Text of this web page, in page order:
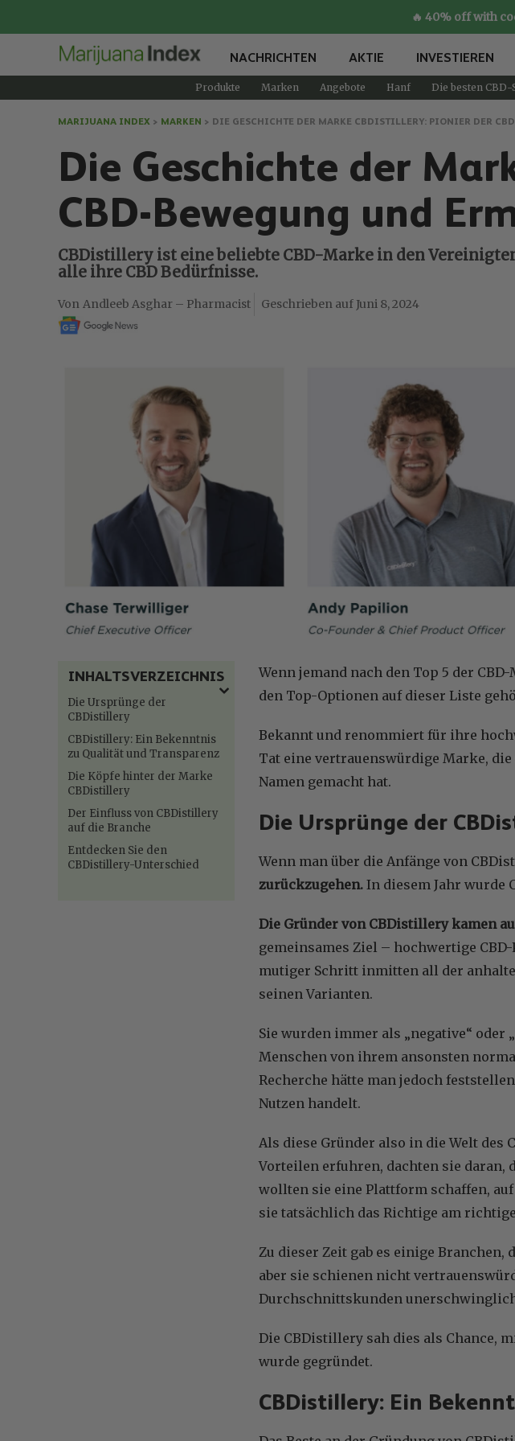
🔥 40% off with
NACHRICHTEN AKTIE INVESTIEREN
Produkte Marken Angebote Hanf Die besten CBD-
MARIJUANA INDEX > MARKEN > DIE GESCHICHTE DER MARKE CBDISTILLERY: PIONIER DER
Die Geschichte der
CBD-Bewegung und
CBDistillery ist eine beliebte CBD-Marke in den
alle ihre CBD Bedürfnisse.
Andleeb Asghar – Pharmacist Juni 8, 2024
INHALTSVERZEICHNIS
Die Ursprünge der
CBDistillery
CBDistillery: Ein Bekenntnis
zu Qualität und Transparenz
Die Köpfe hinter der Marke
CBDistillery
Der Einfluss von CBDistillery
auf die Branche
Entdecken Sie den
CBDistillery-Unterschied
Wenn jemand nach den Top 5 der
den Top-Optionen auf dieser Liste
Bekannt und renommiert für ihre
Tat eine vertrauenswürdige Marke,
Namen gemacht hat.
Die Ursprünge der
Wenn man über die Anfänge von
zurückzugehen. In diesem Jahr wurde
Die Gründer von CBDistillery kamen
gemeinsames Ziel – hochwertige
mutiger Schritt inmitten all der
seinen Varianten.
Sie wurden immer als „negative“ oder
Menschen von ihrem ansonsten
Recherche hätte man jedoch
Nutzen handelt.
Als diese Gründer also in die Welt des
Vorteilen erfuhren, dachten sie daran,
wollten sie eine Plattform schaffen,
sie tatsächlich das Richtige am
Zu dieser Zeit gab es einige
aber sie schienen nicht
Durchschnittskunden
Die CBDistillery sah dies als Chance,
wurde gegründet.
CBDistillery: Ein